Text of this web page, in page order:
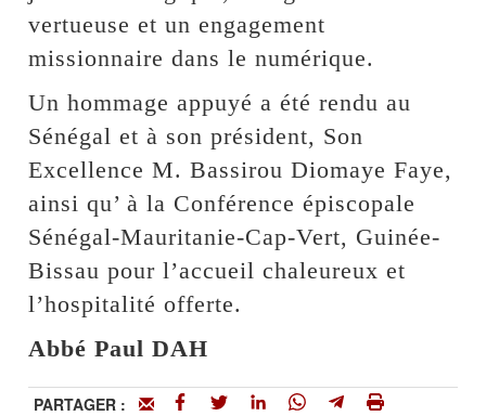
vertueuse et un engagement
missionnaire dans le numérique.
Un hommage appuyé a été rendu au
Sénégal et à son président, Son
Excellence M. Bassirou Diomaye Faye,
ainsi qu’ à la Conférence épiscopale
Sénégal-Mauritanie-Cap-Vert, Guinée-
Bissau pour l’accueil chaleureux et
l’hospitalité offerte.
Abbé Paul DAH
PARTAGER :